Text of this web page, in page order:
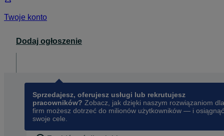
Twoje konto
Dodaj ogłoszenie
Sprzedajesz, oferujesz usługi lub rekrutujesz
pracowników? Zobacz, jak dzięki naszym rozwiązaniom dla
firm możesz dotrzeć do milionów użytkowników — i osiągnąć
swoje cele.